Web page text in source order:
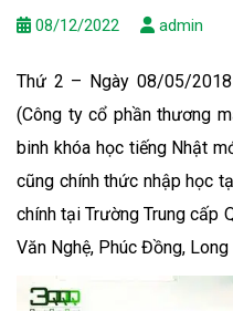
08/12/2022 admin
Thứ 2 – Ngày 08/05/
(Công ty cổ phần thương
binh khóa học tiếng Nhật
cũng chính thức nhập học
chính tại Trường Trung cấp
Văn Nghệ, Phúc Đồng, Long